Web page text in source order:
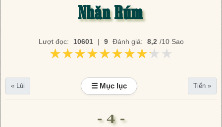
Nhăn Rúm
Lượt đọc: 10601 | 9 Đánh giá: 8,2 /10 Sao
★★★★★★★★★★
★★★★★★★★★★
« Lùi ☰ Mục lục Tiến »
- 4 -